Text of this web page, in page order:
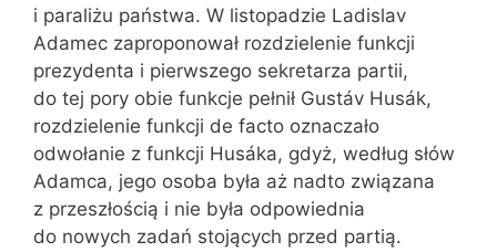
i paraliżu państwa. W listopadzie Ladislav
Adamec zaproponował rozdzielenie funkcji
prezydenta i pierwszego sekretarza partii,
do tej pory obie funkcje pełnił Gustáv Husák,
rozdzielenie funkcji de facto oznaczało
odwołanie z funkcji Husáka, gdyż, według słów
Adamca, jego osoba była aż nadto związana
z przeszłością i nie była odpowiednia
do nowych zadań stojących przed partią.